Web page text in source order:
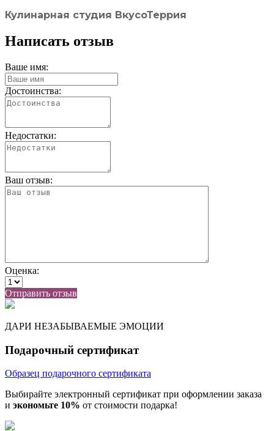
Кулинарная студия ВкусоТеррия
Написать отзыв
Ваше имя:
Достоинства:
Недостатки:
Ваш отзыв:
Оценка:
Отправить отзыв
ДАРИ НЕЗАБЫВАЕМЫЕ ЭМОЦИИ
Подарочный сертификат
Образец подарочного сертификата
Выбирайте электронный сертификат при оформлении заказа
и экономьте 10% от стоимости подарка!